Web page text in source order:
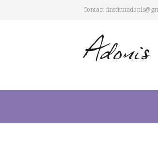
Contact